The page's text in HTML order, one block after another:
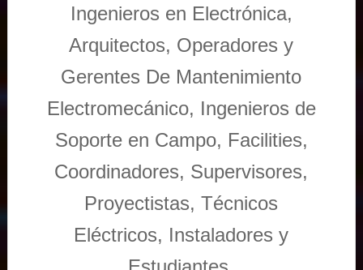
Ingenieros en Electrónica,
Arquitectos, Operadores y
Gerentes De Mantenimiento
Electromecánico, Ingenieros de
Soporte en Campo, Facilities,
Coordinadores, Supervisores,
Proyectistas, Técnicos
Eléctricos, Instaladores y